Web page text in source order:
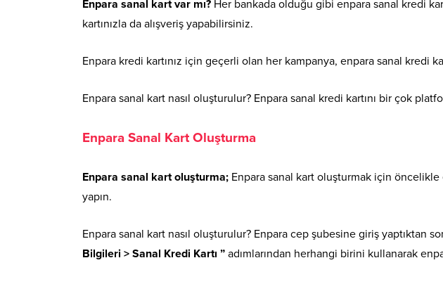
Enpara sanal kart var mı? Her bankada olduğu gibi enpara sanal kredi
kartınızla da alışveriş yapabilirsiniz.
Enpara kredi kartınız için geçerli olan her kampanya, enpara sanal kredi
Enpara sanal kart nasıl oluşturulur? Enpara sanal kredi kartını bir çok
Enpara Sanal Kart Oluşturma
Enpara sanal kart oluşturma; Enpara sanal kart oluşturmak için öncelikle
yapın.
Enpara sanal kart nasıl oluşturulur? Enpara cep şubesine giriş yaptıktan
Bilgileri > Sanal Kredi Kartı ” adımlarından herhangi birini kullanarak